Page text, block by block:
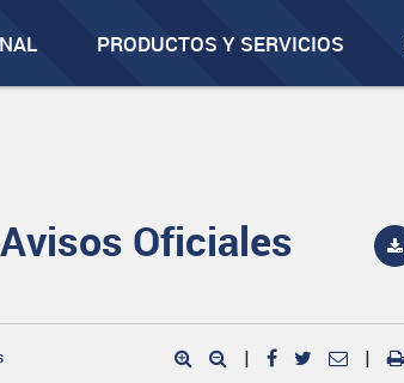
PRODUCTOS Y SERVICIOS
Oficiales
| |